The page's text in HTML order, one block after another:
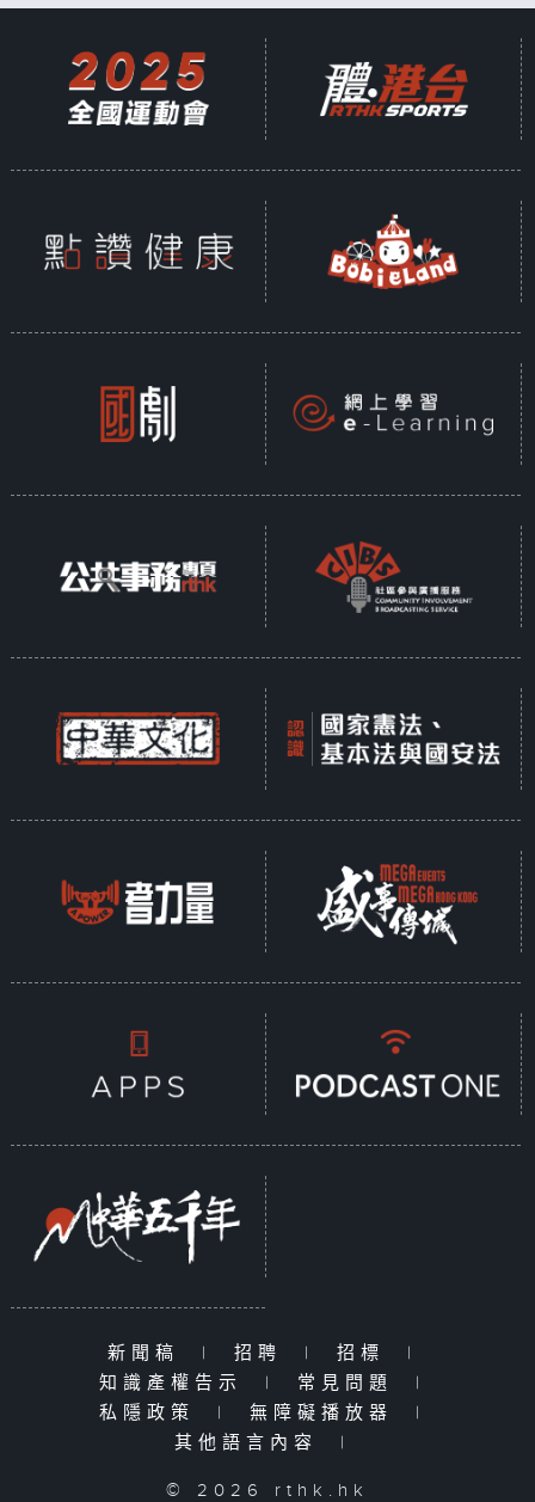
新聞稿 | 招聘 | 招標
|
知識產權告示
| 常見問題
|
私隱政策
| 無障礙播放器
|
其他語言內容
|
© 2026 rthk.hk